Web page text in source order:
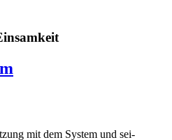
mit dem Sys­tem und sei­